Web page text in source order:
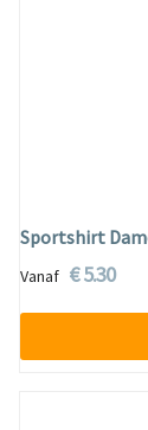
Sportshirt
Vanaf € 5.30